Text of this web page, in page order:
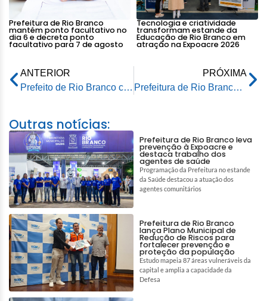
Prefeitura de Rio Branco
mantém ponto facultativo no
dia 6 e decreta ponto
facultativo para 7 de agosto
Tecnologia e criatividade
transformam estande da
Educação de Rio Branco em
atração na Expoacre 2026
ANTERIOR
Prefeito de Rio Branco conclui vistoria técnica na Baixada da Sobral
PRÓXIMA
Prefeitura de Rio Branco realiza 1ª reunião para discutir minuta do decreto que criará o Conselho Municipal LGBT
Outras notícias:
Prefeitura de Rio Branco leva
prevenção à Expoacre e
destaca trabalho dos
agentes de saúde
Programação da Prefeitura no estande
da Saúde destacou a atuação dos
agentes comunitários
Prefeitura de Rio Branco
lança Plano Municipal de
Redução de Riscos para
fortalecer prevenção e
proteção da população
Estudo mapeia 87 áreas vulneráveis da
capital e amplia a capacidade da
Defesa